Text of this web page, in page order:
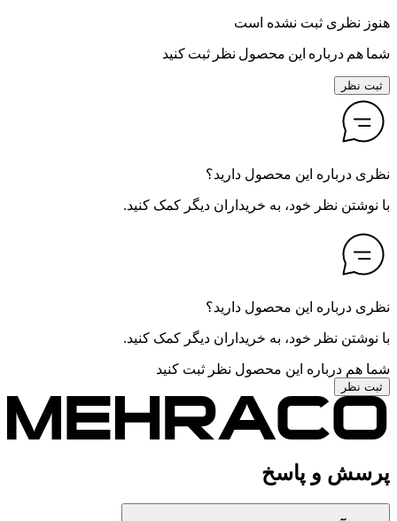
هنوز نظری ثبت نشده است
شما هم درباره این محصول نظر ثبت کنید
ثبت نظر
نظری درباره این محصول دارید؟
با نوشتن نظر خود، به خریداران دیگر کمک کنید.
نظری درباره این محصول دارید؟
با نوشتن نظر خود، به خریداران دیگر کمک کنید.
شما هم درباره این محصول نظر ثبت کنید
ثبت نظر
پرسش و پاسخ